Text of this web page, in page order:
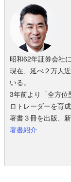
昭和62年証券会社
現在、延べ２万人
いる。
3年前より「全方位
ロトレーダーを育成
著書３冊を出版、
著書紹介